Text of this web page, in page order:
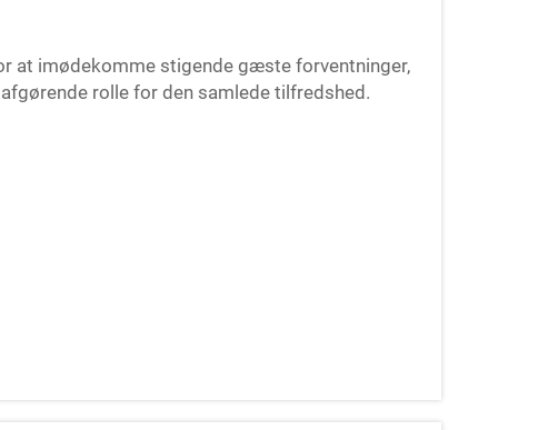
at imødekomme stigende gæste forventninger,
rolle for den samlede tilfredshed.
fremtrådt som en betydelig